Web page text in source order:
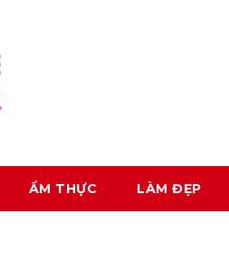
ẨM THỰC LÀM ĐẸP